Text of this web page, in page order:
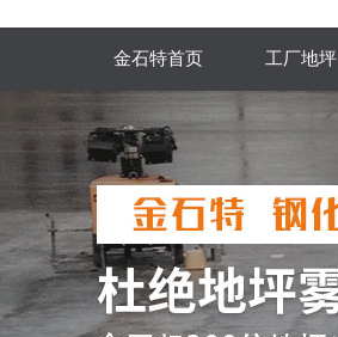
金石特首页 工厂地坪